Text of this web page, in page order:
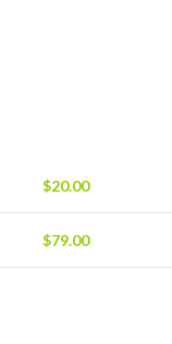
$20.00
$79.00